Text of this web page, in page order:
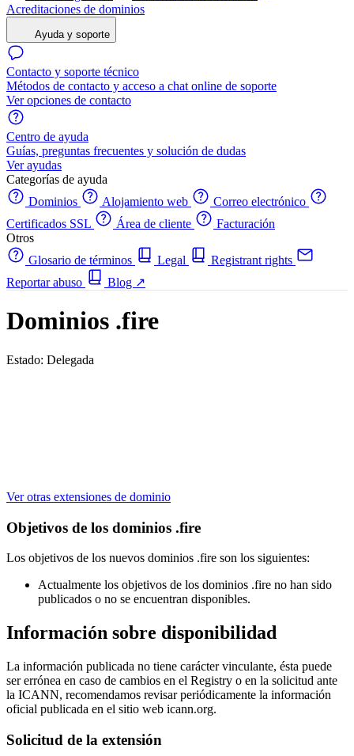
Acreditaciones de dominios
Ayuda y soporte
Contacto y soporte técnico
Métodos de contacto y acceso a chat online de soporte
Ver opciones de contacto
Centro de ayuda
Guías, preguntas frecuentes y solución de dudas
Ver ayudas
Categorías de ayuda
Dominios
Alojamiento web
Correo electrónico
Certificados SSL
Área de cliente
Facturación
Otros
Glosario de términos
Legal
Registrant rights
Reportar abuso
Blog ↗
Dominios .fire
Estado: Delegada
Ver otras extensiones de dominio
Objetivos de los dominios .fire
Los objetivos de los nuevos dominios .fire son los siguientes:
Actualmente los objetivos de los dominios .fire no han sido
publicados o no se encuentran disponibles.
Información sobre disponibilidad
La información publicada no tiene carácter vinculante, ésta puede
ser errónea en caso de cambios en el Registry o en la solicitud ante
la ICANN, recomendamos revisar periódicamente la información
oficial publicada en el sitio web icann.org.
Solicitud de la extensión